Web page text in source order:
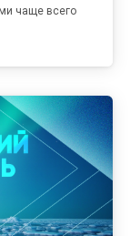
чаще всего